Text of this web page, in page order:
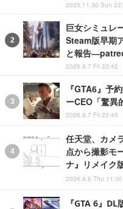
2025.11.30 Sun
巨女シミュレ
Steam版早期
と報告
2026.8.7 Fri 22:42
『GTA6』予
ーCEO「驚異
2026.8.7 Fri 23:45
任天堂、カメ
点から撮影モ
ナ』リメイク
2026.8.6 Thu 11:30
『GTA 6』